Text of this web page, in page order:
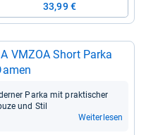
33,99 €
VMZOA Short Parka
Parka mit prak­ti­scher
und Stil
Weiterlesen